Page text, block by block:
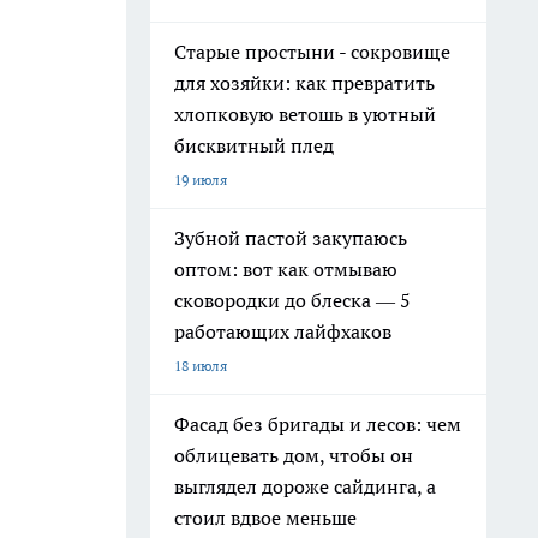
Старые простыни - сокровище
для хозяйки: как превратить
хлопковую ветошь в уютный
бисквитный плед
19 июля
Зубной пастой закупаюсь
оптом: вот как отмываю
сковородки до блеска — 5
работающих лайфхаков
18 июля
Фасад без бригады и лесов: чем
облицевать дом, чтобы он
выглядел дороже сайдинга, а
стоил вдвое меньше